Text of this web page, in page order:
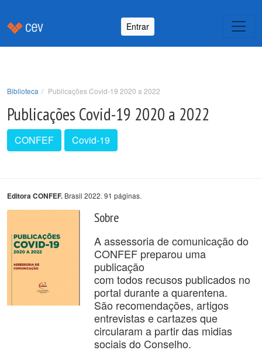
Entrar
Biblioteca Publicações Covid-19 2020 a 2022
Publicações Covid-19 2020 a 2022
CONFEF Covid-19
Editora CONFEF. Brasil 2022. 91 páginas.
Sobre
A assessoria de comunicação do
CONFEF preparou uma
publicação
com todos recusos publicados no
portal durante a quarentena.
São recomendações, artigos
entrevistas e cartazes que
circularam a partir das midias
sociais do Conselho.